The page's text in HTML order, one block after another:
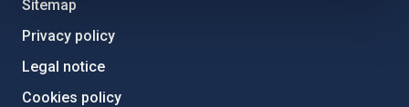
Sitemap
Privacy policy
Legal notice
Cookies policy